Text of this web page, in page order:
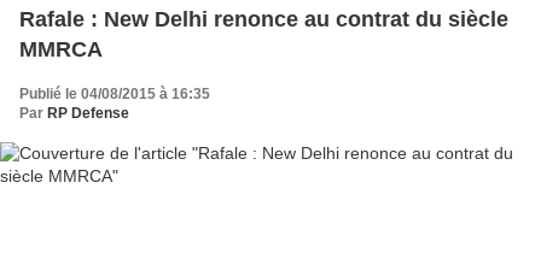
Rafale : New Delhi renonce au contrat du siècle
MMRCA
Publié le 04/08/2015 à 16:35
Par RP Defense